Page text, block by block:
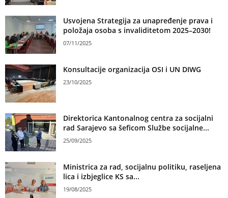
Usvojena Strategija za unapređenje prava i
položaja osoba s invaliditetom 2025–2030!
07/11/2025
Konsultacije organizacija OSI i UN DIWG
23/10/2025
Direktorica Kantonalnog centra za socijalni
rad Sarajevo sa šeficom Službe socijalne...
25/09/2025
Ministrica za rad, socijalnu politiku, raseljena
lica i izbjeglice KS sa...
19/08/2025